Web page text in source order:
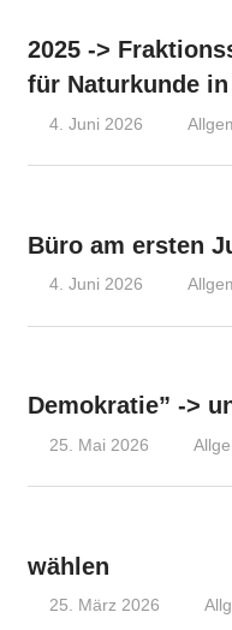
2025 ->
für Naturkunde
4. Juni 2026
Büro am ersten
4. Juni 2026 Olaf
Demokratie” ->
25. Mai 2026
wählen
25. März 2026